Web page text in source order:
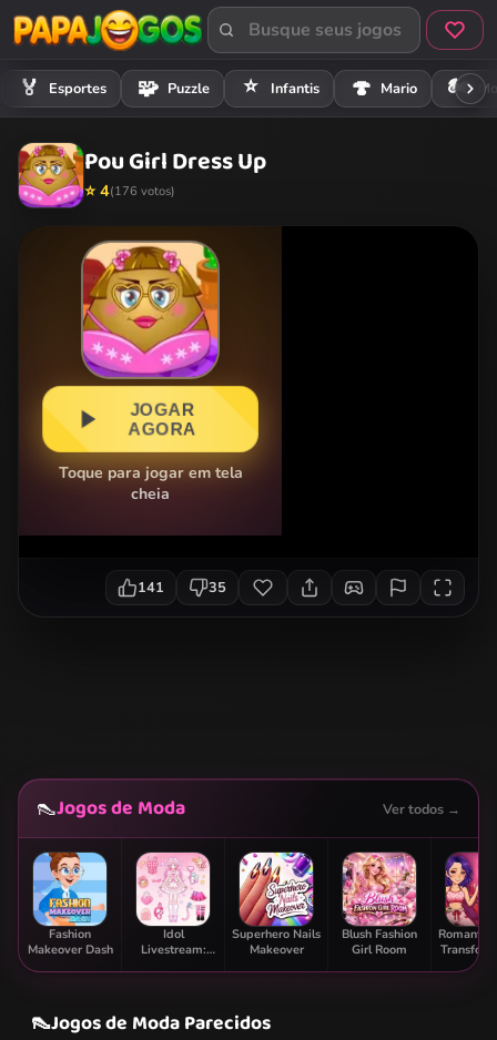
🏅 Esportes 🧩 Puzzle ⭐ Infantis 🍄 Mario 🏍️
Pou Girl Dress Up
⭐ 4(176 votos)
JOGAR
AGORA
Toque para jogar em tela
cheia
141 35
👠Jogos de Moda Ver todos →
Fashion
Makeover Dash
Idol
Livestream:
Superhero Nails
Makeover
Blush Fashion
Girl Room
Romantic
👠Jogos de Moda Parecidos